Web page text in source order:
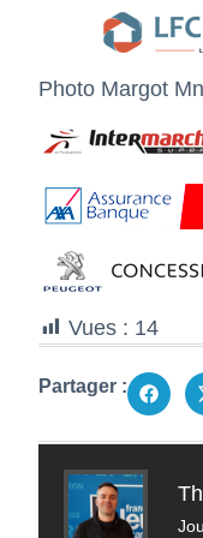
Photo Margot
Vues : 14
Partager :